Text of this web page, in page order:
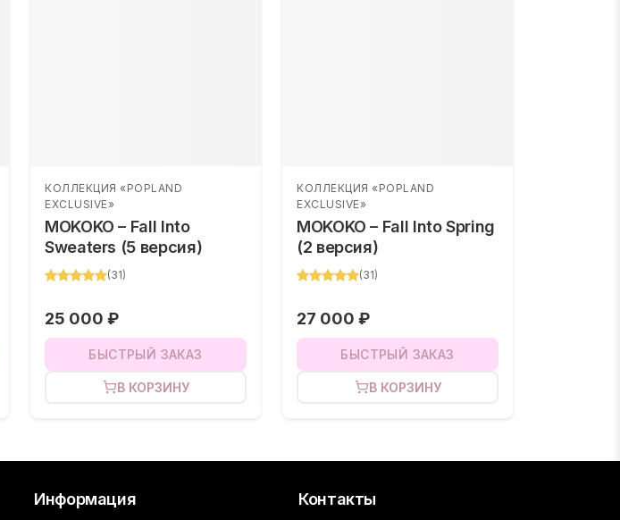
КОЛЛЕКЦИЯ «POPLAND
EXCLUSIVE»
MOKOKO – Fall Into
Sweaters (5 версия)
(31)
25 000 ₽
БЫСТРЫЙ ЗАКАЗ
В КОРЗИНУ
КОЛЛЕКЦИЯ «POPLAND
EXCLUSIVE»
MOKOKO – Fall Into Spring
(2 версия)
(31)
27 000 ₽
БЫСТРЫЙ ЗАКАЗ
В КОРЗИНУ
Информация Контакты